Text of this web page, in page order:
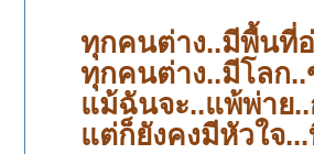
ทุกคนต่าง..มีพื้นที่
ทุกคนต่าง..มีโลก
แม้ฉันจะ..แพ้พ่าย..
แต่ก็ยังคงมีหัวใจ